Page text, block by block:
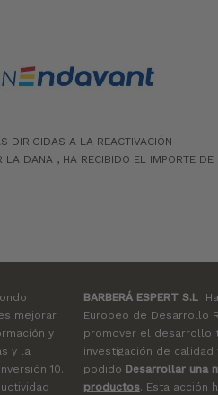
DIRIGIDAS A LA REACTIVACIÓN
LA DANA , HA RECIBIDO EL IMPORTE DE
mejorar
y
y la
10.
BARBERÁ ESPERT S.LHa
Europeo de Desarrollo
promover el desarrollo
investigación de calidad
podido Desarrollar una
productos. Esta acción